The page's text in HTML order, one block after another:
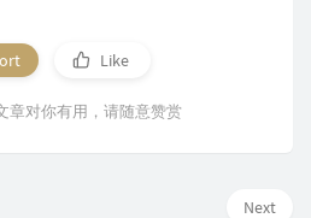
Like
章对你有用，请随意赞赏
Next